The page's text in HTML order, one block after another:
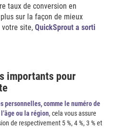
taux de conversion en
sur la façon de mieux
site, QuickSprout a sorti
importants pour
personnelles, comme lenuméro de
ou la région, cela vous assure
de respectivement 5 %, 4 %, 3 % et